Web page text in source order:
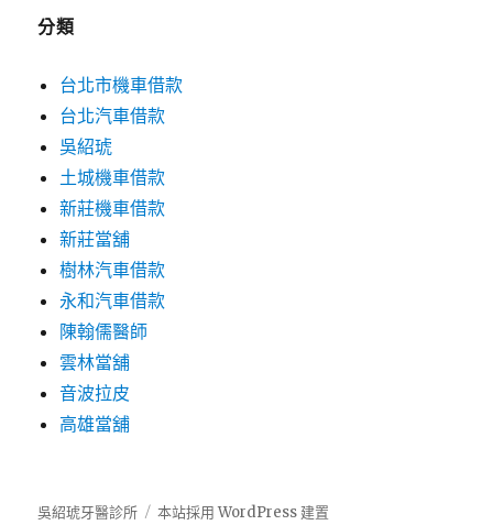
分類
台北市機車借款
台北汽車借款
吳紹琥
土城機車借款
新莊機車借款
新莊當舖
樹林汽車借款
永和汽車借款
陳翰儒醫師
雲林當舖
音波拉皮
高雄當舖
吳紹琥牙醫診所 本站採用 WordPress 建置